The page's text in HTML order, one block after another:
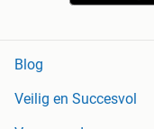
Blog
Veilig en Succesvol